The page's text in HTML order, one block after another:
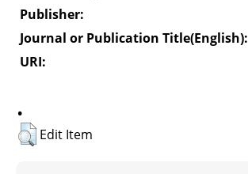
Publisher:
Journal or Publication Title(English):
URI:
.
Edit Item